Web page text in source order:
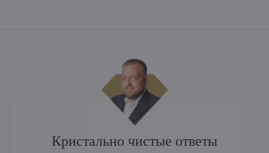
Кристально чистые ответы